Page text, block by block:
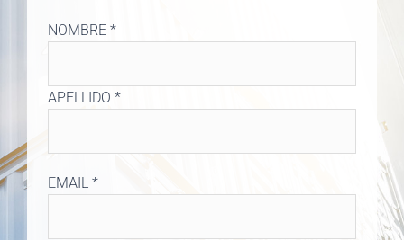
NOMBRE *
APELLIDO *
EMAIL *